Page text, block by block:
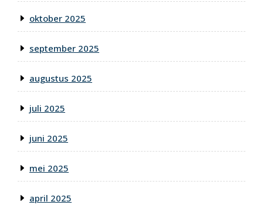
oktober 2025
september 2025
augustus 2025
juli 2025
juni 2025
mei 2025
april 2025